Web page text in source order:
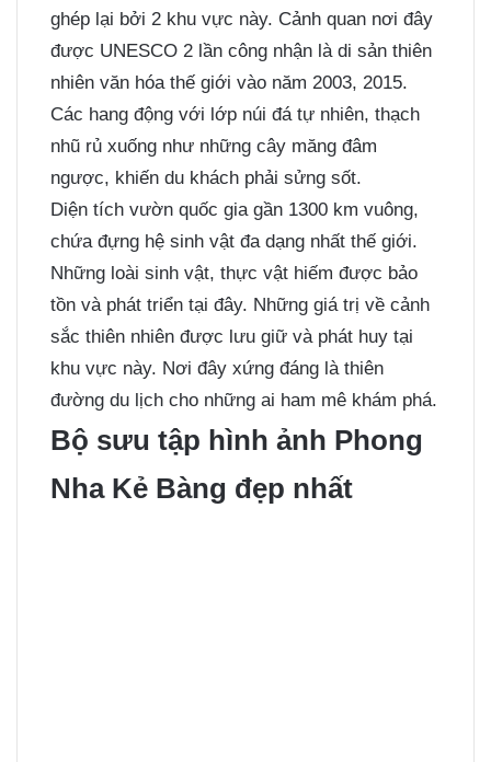
ghép lại bởi 2 khu vực này. Cảnh quan nơi đây
được UNESCO 2 lần công nhận là di sản thiên
nhiên văn hóa thế giới vào năm 2003, 2015.
Các hang động với lớp núi đá tự nhiên, thạch
nhũ rủ xuống như những cây măng đâm
ngược, khiến du khách phải sửng sốt.
Diện tích vườn quốc gia gần 1300 km vuông,
chứa đựng hệ sinh vật đa dạng nhất thế giới.
Những loài sinh vật, thực vật hiếm được bảo
tồn và phát triển tại đây. Những giá trị về cảnh
sắc thiên nhiên được lưu giữ và phát huy tại
khu vực này. Nơi đây xứng đáng là thiên
đường du lịch cho những ai ham mê khám phá.
Bộ sưu tập hình ảnh Phong
Nha Kẻ Bàng đẹp nhất